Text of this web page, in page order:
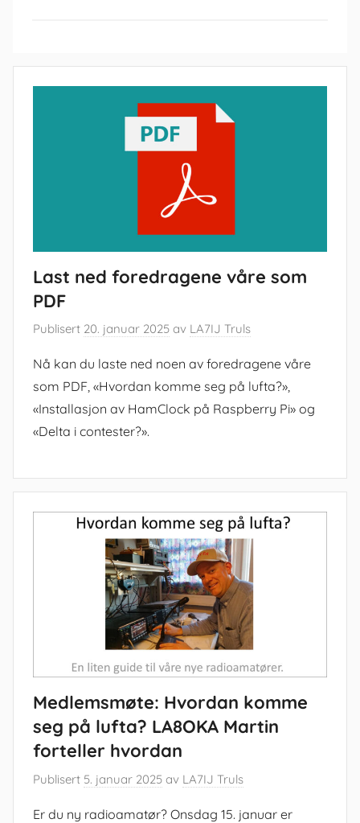
Last ned foredragene våre som
PDF
Publisert 20. januar 2025 av LA7IJ Truls
Nå kan du laste ned noen av foredragene våre
som PDF, «Hvordan komme seg på lufta?»,
«Installasjon av HamClock på Raspberry Pi» og
«Delta i contester?».
Medlemsmøte: Hvordan komme
seg på lufta? LA8OKA Martin
forteller hvordan
Publisert 5. januar 2025 av LA7IJ Truls
Er du ny radioamatør? Onsdag 15. januar er